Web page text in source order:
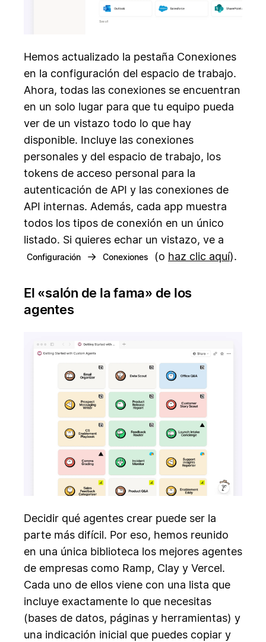
Hemos actualizado la pestaña Conexiones
en la configuración del espacio de trabajo.
Ahora, todas las conexiones se encuentran
en un solo lugar para que tu equipo pueda
ver de un vistazo todo lo que hay
disponible. Incluye las conexiones
personales y del espacio de trabajo, los
tokens de acceso personal para la
autenticación de API y las conexiones de
API internas. Además, cada app muestra
todos los tipos de conexión en un único
listado. Si quieres echar un vistazo, ve a
Configuración → Conexiones (o haz clic aquí).
El «salón de la fama» de los
agentes
Decidir qué agentes crear puede ser la
parte más difícil. Por eso, hemos reunido
en una única biblioteca los mejores agentes
de empresas como Ramp, Clay y Vercel.
Cada uno de ellos viene con una lista que
incluye exactamente lo que necesitas
(bases de datos, páginas y herramientas) y
una indicación inicial que puedes copiar y